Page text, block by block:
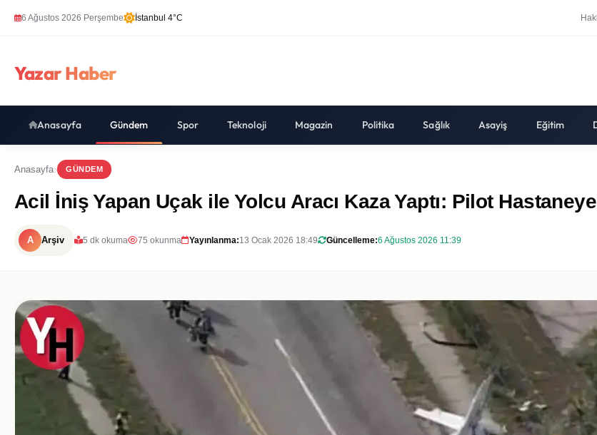
6 Ağustos 2026 Perşembe İstanbul 4°C
Yazar Haber
Anasayfa Gündem Spor Teknoloji Magazin Politika Sağlık Asayiş Eğitim
Anasayfa GÜNDEM
Acil İniş Yapan Uçak ile Yolcu Aracı Kaza Yaptı: Pilot Hastaneye
A Arşiv 5 dk okuma 75 okunma Yayınlanma:13 Ocak 2026 18:49 Güncelleme:6 Ağustos 2026 11:39